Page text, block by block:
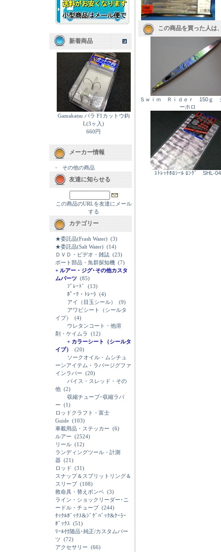
新着商品
Gamakatsu バラ F1カットウ鈎
L(3ヶ入)
660円
メーカー情報
- その他の商品
友達に知らせる
この商品のURLを友達にメール
する
カテゴリー
★委託品(Frash Water) (3)
★委託品(Salt Water) (14)
ＤＶＤ・ビデオ・雑誌 (23)
ボート部品・魚群探知機 (7)
+ ルアー・ジグ･その他カスタ
ムパーツ (85)
ﾌﾞﾚｰﾄﾞ
(13)
ﾎﾟｰｸ・ﾄﾚｰﾗ (4)
アイ（目玉シール）
(9)
アワビシート（シールタ
イプ）
(4)
ウレタンコート・他溶
剤・ケイムラ
(12)
+ カラーシート（シールタ
イプ）
(20)
ソークオイル・ムシチュ
ーンアイテム・ラバージグファ
インラバー (20)
バイス・スレッド・その
他 (2)
収縮チューブ･収縮ラバ
ー (1)
ロッドクラフト・富士
Guide (103)
車載用品・ステッカー (6)
ルアー (2524)
リール (12)
ランディングツール・計測
器 (21)
ロッド (31)
スナップ＆スプリットリング＆
スリーブ (108)
救命具・替えボンベ (3)
ライン・ショックリーダー･ニ
ードル・チューブ (244)
ﾀｯｸﾙﾎﾞｯｸｽ&ｼﾞｸﾞﾊﾞｯｸ&ｸｰﾗｰ
ﾎﾞｯｸｽ (51)
ﾘｰﾙ付随品･純正/カスタムパー
ツ (72)
アクセサリー (66)
この商品を買った人は
Ｓｗｉｍ Ｒｉｄｅｒ 150ｇ
ーホロ
ｽﾄﾚｯﾁﾎﾛｼｰﾙ ﾛﾝｸﾞ SHL-04